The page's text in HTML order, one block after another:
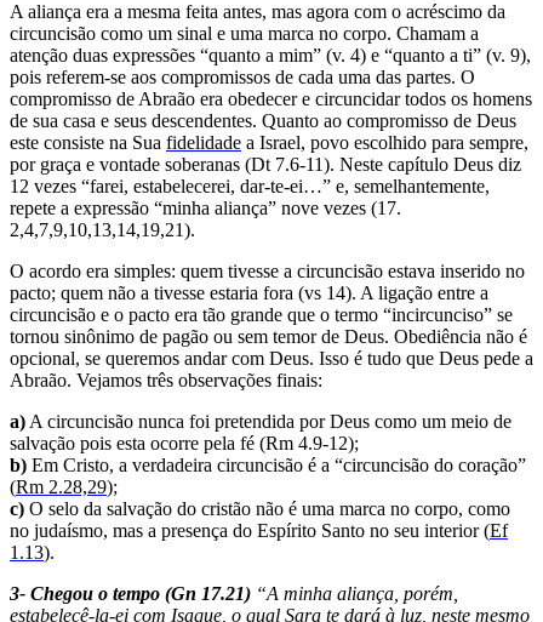
A aliança era a mesma feita antes, mas agora com o acréscimo da
circuncisão como um sinal e uma marca no corpo. Chamam a
atenção duas expressões “quanto a mim” (v. 4) e “quanto a ti” (v. 9),
pois referem-se aos compromissos de cada uma das partes. O
compromisso de Abraão era obedecer e circuncidar todos os homens
de sua casa e seus descendentes. Quanto ao compro­misso de Deus
este consiste na Sua fidelidade a Israel, povo escolhido para sempre,
por graça e vontade soberanas (Dt 7.6-11). Neste capítulo Deus diz
12 vezes “farei, estabelecerei, dar-te-ei…” e, semelhantemente,
repete a expressão “minha aliança” nove vezes (17.
2,4,7,9,10,13,14,19,21).
O acordo era simples: quem tivesse a circuncisão estava inserido no
pacto; quem não a tivesse estaria fora (vs 14). A ligação entre a
circuncisão e o pacto era tão grande que o termo “incircunciso” se
tornou sinônimo de pagão ou sem temor de Deus. Obediência não é
op­cional, se queremos andar com Deus. Isso é tudo que Deus pede a
Abraão. Vejamos três observações fi­nais:
a) A circuncisão nunca foi pretendida por Deus como um meio de
salvação pois esta ocorre pela fé (Rm 4.9-12);
b) Em Cristo, a verdadeira circuncisão é a “circuncisão do coração”
(Rm 2.28,29);
c) O selo da salvação do cristão não é uma marca no corpo, como
no judaísmo, mas a presença do Espírito Santo no seu interior (Ef
1.13).
3- Chegou o tempo (Gn 17.21) “A minha aliança, porém,
estabelecê-la-ei com Isaque, o qual Sara te dará à luz, neste mesmo